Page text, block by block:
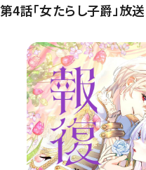
第4話「女たらし子爵」放